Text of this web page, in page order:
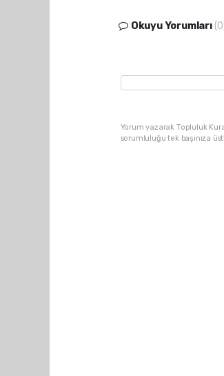
Okuyu Yorumları
Yorum yazarak Topluluk
sorumluluğu tek başınıza